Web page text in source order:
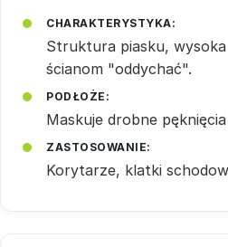
CHARAKTERYSTYKA:
Struktura piasku,
ścianom "oddychać".
PODŁOŻE:
Maskuje drobne
ZASTOSOWANIE:
Korytarze, klatki